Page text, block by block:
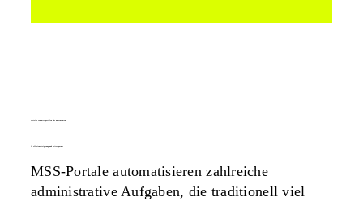
MSS-Portale automatisieren zahlreiche
administrative Aufgaben, die traditionell viel